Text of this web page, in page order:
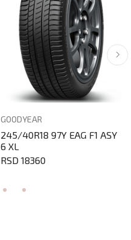
GOODYEAR
245/40R18 97Y EAG F1 ASY
6 XL
RSD 18360